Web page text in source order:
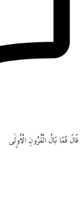
قَالَ فَمَا بَالُ الْقُرُونِ الْاُو۫لٰى